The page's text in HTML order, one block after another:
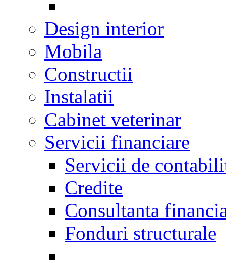
Design interior
Mobila
Constructii
Instalatii
Cabinet veterinar
Servicii financiare
Servicii de
Credite
Consultanta
Fonduri structurale